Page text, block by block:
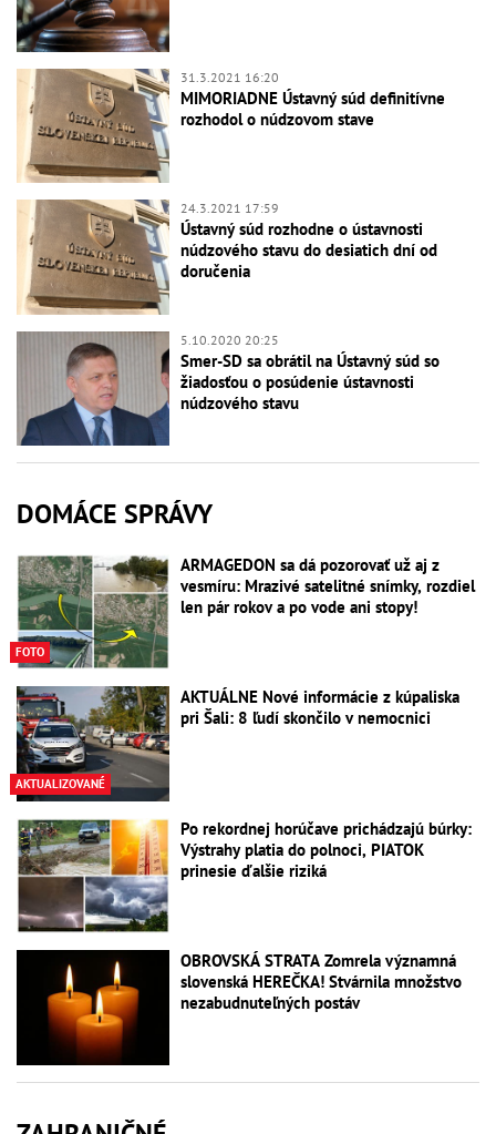
31.3.2021 16:20
MIMORIADNE Ústavný súd definitívne
rozhodol o núdzovom stave
24.3.2021 17:59
Ústavný súd rozhodne o ústavnosti
núdzového stavu do desiatich dní od
doručenia
5.10.2020 20:25
Smer-SD sa obrátil na Ústavný súd so
žiadosťou o posúdenie ústavnosti
núdzového stavu
DOMÁCE SPRÁVY
FOTO
ARMAGEDON sa dá pozorovať už aj z
vesmíru: Mrazivé satelitné snímky, rozdiel
len pár rokov a po vode ani stopy!
AKTUALIZOVANÉ
AKTUÁLNE Nové informácie z kúpaliska
pri Šali: 8 ľudí skončilo v nemocnici
Po rekordnej horúčave prichádzajú búrky:
Výstrahy platia do polnoci, PIATOK
prinesie ďalšie riziká
OBROVSKÁ STRATA Zomrela významná
slovenská HEREČKA! Stvárnila množstvo
nezabudnuteľných postáv